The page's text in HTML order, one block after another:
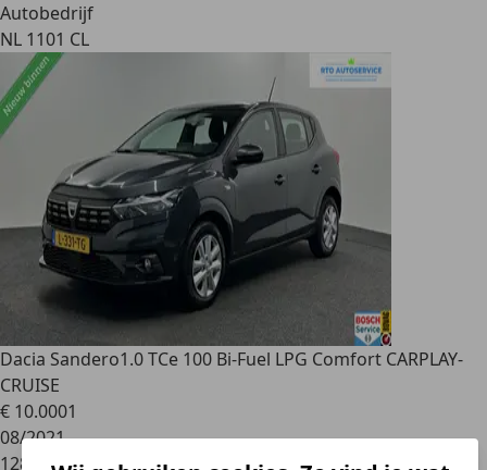
Autobedrijf
NL 1101 CL
Dacia Sandero1.0 TCe 100 Bi-Fuel LPG Comfort CARPLAY-
CRUISE
€ 10.0001
08/2021
128.584 km